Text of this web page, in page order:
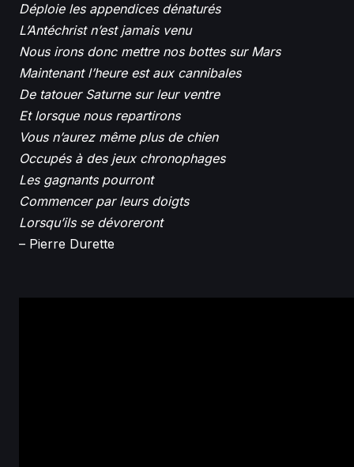
Déploie les appendices dénaturés
L’Antéchrist n’est jamais venu
Nous irons donc mettre nos bottes sur Mars
Maintenant l’heure est aux cannibales
De tatouer Saturne sur leur ventre
Et lorsque nous repartirons
Vous n’aurez même plus de chien
Occupés à des jeux chronophages
Les gagnants pourront
Commencer par leurs doigts
Lorsqu’ils se dévoreront
– Pierre Durette